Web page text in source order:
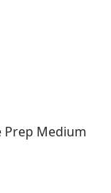
Prep Medium